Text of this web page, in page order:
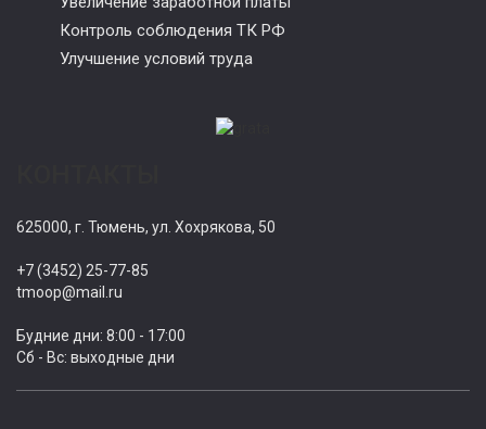
Контроль соблюдения ТК РФ
Улучшение условий труда
625000, г. Тюмень, ул. Хохрякова, 50
+7 (3452) 25-77-85
tmoop@mail.ru
Будние дни: 8:00 - 17:00
Сб - Вс: выходные дни